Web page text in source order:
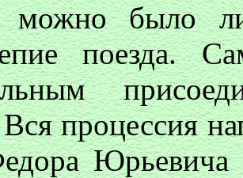
можно было
поезда.
процессия
Юрьевича